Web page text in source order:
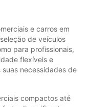
e carros em
de veículos
para profissionais,
flexíveis e
necessidades de
compactos até